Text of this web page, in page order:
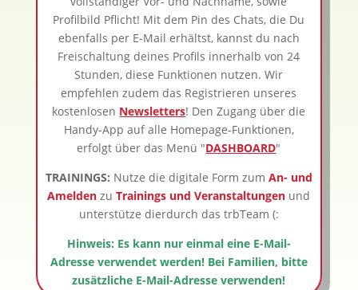
Profilbild Pflicht! Mit dem Pin des Chats, die Du
ebenfalls per E-Mail erhältst, kannst du nach
Freischaltung deines Profils innerhalb von 24
Stunden, diese Funktionen nutzen. Wir
empfehlen zudem das Registrieren unseres
kostenlosen Newsletters! Den Zugang über die
Handy-App auf alle Homepage-Funktionen,
erfolgt über das Menü "DASHBOARD"
TRAININGS: Nutze die digitale Form zum An- und
Amelden zuTrainings und Veranstaltungen und
unterstütze dierdurch das trbTeam (:
Hinweis: Es kann nur einmal eine E-Mail-
Adresse verwendet werden! Bei Familien, bitte
zusätzliche E-Mail-Adresse verwenden!